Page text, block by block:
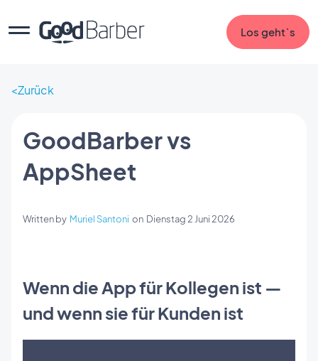
Los geht`s
Zurück
GoodBarber vs
AppSheet
Written by Muriel Santoni on Dienstag 2 Juni 2026
Wenn die App für Kollegen ist —
und wenn sie für Kunden ist